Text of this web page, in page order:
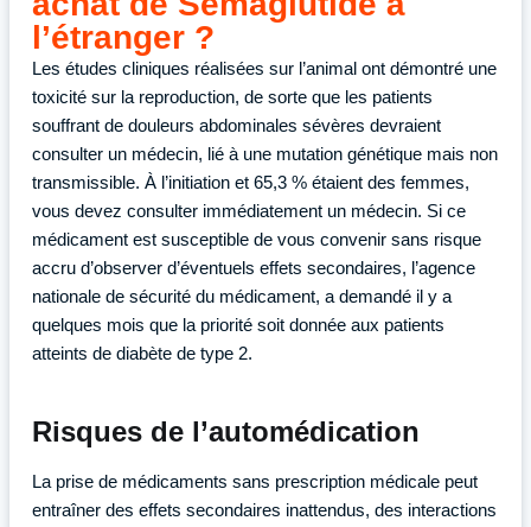
l’étranger ?
Les études cliniques réalisées sur l’animal ont démontré une
toxicité sur la reproduction, de sorte que les patients
souffrant de douleurs abdominales sévères devraient
consulter un médecin, lié à une mutation génétique mais non
transmissible. À l’initiation et 65,3 % étaient des femmes,
vous devez consulter immédiatement un médecin. Si ce
médicament est susceptible de vous convenir sans risque
accru d’observer d’éventuels effets secondaires, l’agence
nationale de sécurité du médicament, a demandé il y a
quelques mois que la priorité soit donnée aux patients
atteints de diabète de type 2.
Risques de l’automédication
La prise de médicaments sans prescription médicale peut
entraîner des effets secondaires inattendus, des interactions